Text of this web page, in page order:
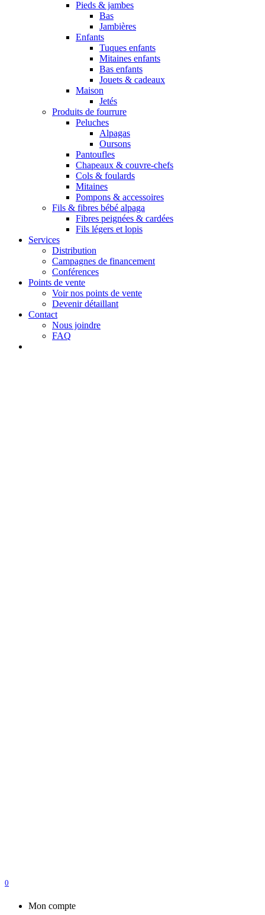
Pieds & jambes
Bas
Jambières
Enfants
Tuques enfants
Mitaines enfants
Bas enfants
Jouets & cadeaux
Maison
Jetés
Produits de fourrure
Peluches
Alpagas
Oursons
Pantoufles
Chapeaux & couvre-chefs
Cols & foulards
Mitaines
Pompons & accessoires
Fils & fibres bébé alpaga
Fibres peignées & cardées
Fils légers et lopis
Services
Distribution
Campagnes de financement
Conférences
Points de vente
Voir nos points de vente
Devenir détaillant
Contact
Nous joindre
FAQ
0
Mon compte